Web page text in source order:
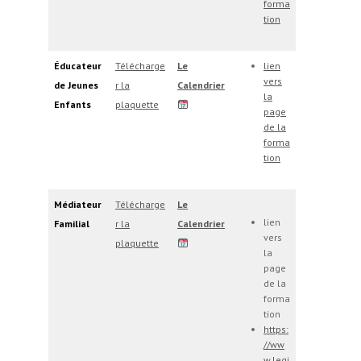
forma
tion
Éducateur
de Jeunes
Enfants
Télécharge
r la
plaquette
Le
Calendrier
lien
vers
la
page
de la
forma
tion
Médiateur
Familial
Télécharge
r la
plaquette
Le
Calendrier
lien
vers
la
page
de la
forma
tion
https:
//ww